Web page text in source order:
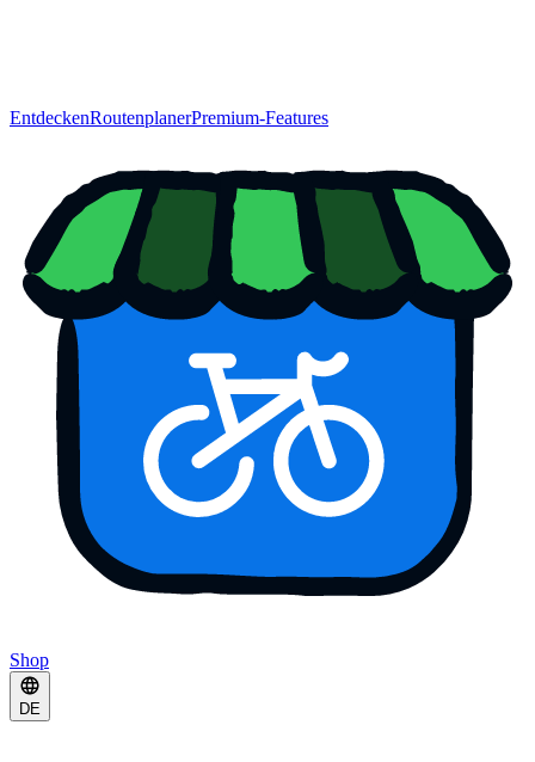
EntdeckenRoutenplanerPremium-Features
Shop
DE